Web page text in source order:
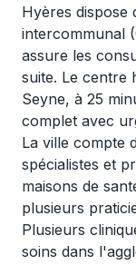
Hyères dispose
intercommunal
assure les
suite. Le centre
Seyne, à 25
complet avec
La ville compte
spécialistes et
maisons de
plusieurs
Plusieurs
soins dans